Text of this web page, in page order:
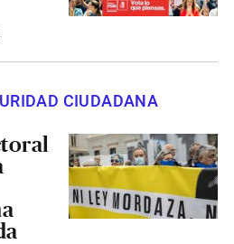
CIUDADANA